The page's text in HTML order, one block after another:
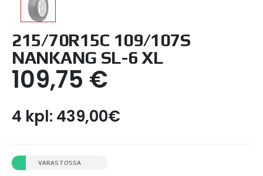
215/70R15C 109/107S
NANKANG SL-6 XL
109,75 €
4 kpl: 439,00€
VARASTOSSA